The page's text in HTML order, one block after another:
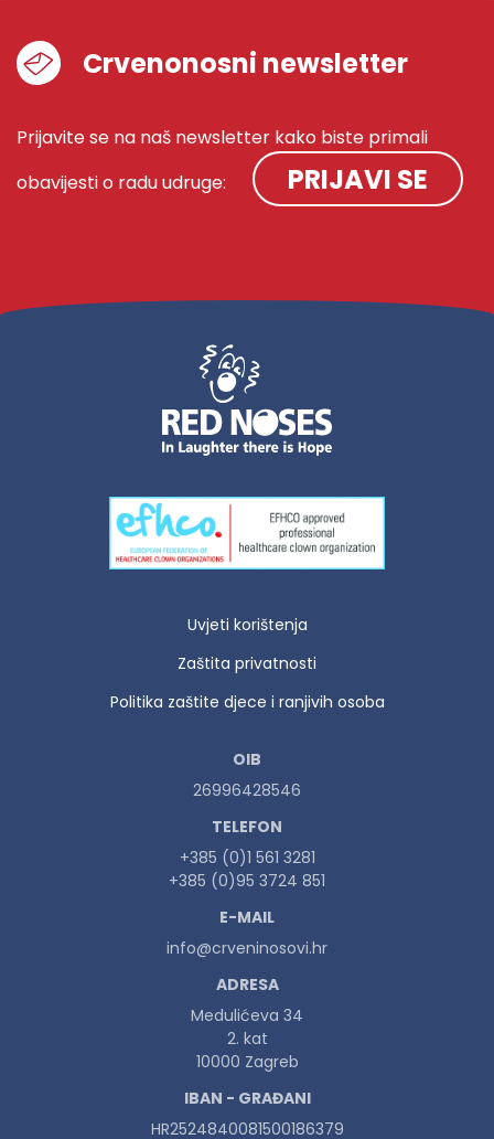
Crvenonosni newsletter
Prijavite se na naš newsletter kako biste primali
obavijesti o radu udruge:
PRIJAVI SE
Uvjeti korištenja
Zaštita privatnosti
Politika zaštite djece i ranjivih osoba
OIB
26996428546
TELEFON
+385 (0)1 561 3281
+385 (0)95 3724 851
E-MAIL
info@crveninosovi.hr
ADRESA
Medulićeva 34
2. kat
10000 Zagreb
IBAN - GRAĐANI
HR2524840081500186379